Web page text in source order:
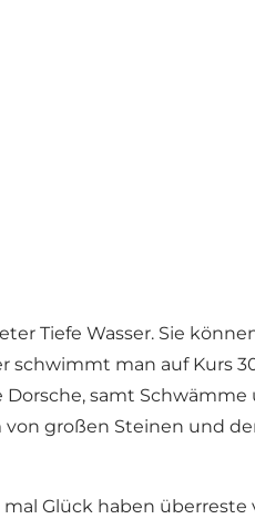
Tiefe Wasser. Sie
schwimmt man auf Kurs
samt
großen Steinen und
Glück haben